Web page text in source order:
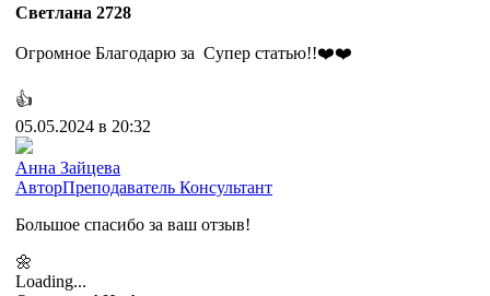
Cветлана 2728
Огромное Благодарю за Супер статью!!❤️❤️
👍
05.05.2024 в 20:32
Анна Зайцева
АвторПреподаватель Консультант
Большое спасибо за ваш отзыв!
🌼
Loading...